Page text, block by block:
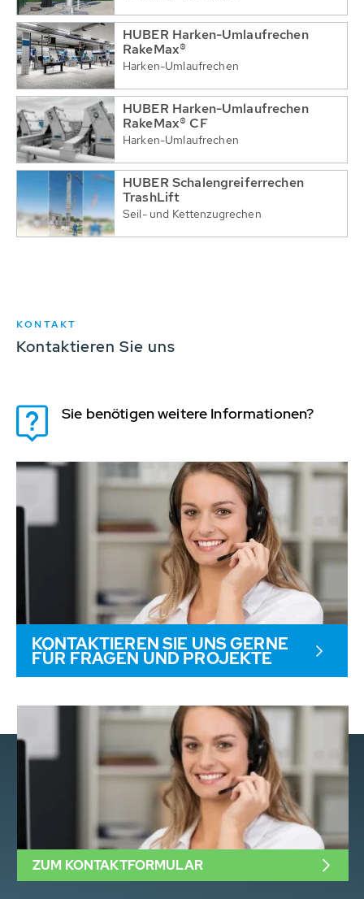
HUBER Harken-Umlaufrechen
RakeMax®
Harken-Umlaufrechen
HUBER Harken-Umlaufrechen
RakeMax® CF
Harken-Umlaufrechen
HUBER Schalengreiferrechen
TrashLift
Seil- und Kettenzugrechen
KONTAKT
Kontaktieren Sie uns
Sie benötigen weitere Informationen?
KONTAKTIEREN SIE UNS GERNE
FÜR FRAGEN UND PROJEKTE
ZUM KONTAKTFORMULAR